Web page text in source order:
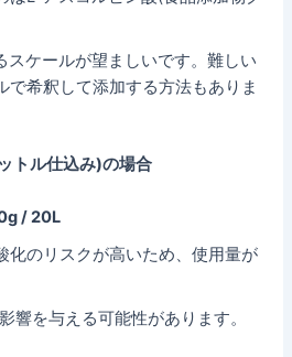
スケールが望ましいです。難しい
で希釈して添加する方法もありま
トル仕込み)の場合
/ 20L
化のリスクが高いため、使用量が
響を与える可能性があります。